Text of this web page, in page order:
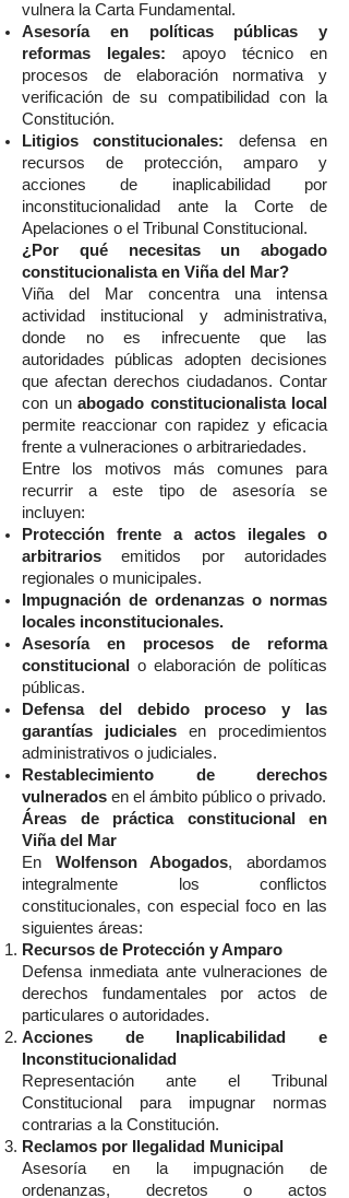
vulnera la Carta Fundamental.
Asesoría en políticas públicas y
reformas legales: apoyo técnico en
procesos de elaboración normativa y
verificación de su compatibilidad con la
Constitución.
Litigios constitucionales: defensa en
recursos de protección, amparo y
acciones de inaplicabilidad por
inconstitucionalidad ante la Corte de
Apelaciones o el Tribunal Constitucional.
¿Por qué necesitas un abogado
constitucionalista en Viña del Mar?
Viña del Mar concentra una intensa
actividad institucional y administrativa,
donde no es infrecuente que las
autoridades públicas adopten decisiones
que afectan derechos ciudadanos. Contar
con un abogado constitucionalista local
permite reaccionar con rapidez y eficacia
frente a vulneraciones o arbitrariedades.
Entre los motivos más comunes para
recurrir a este tipo de asesoría se
incluyen:
Protección frente a actos ilegales o
arbitrarios emitidos por autoridades
regionales o municipales.
Impugnación de ordenanzas o normas
locales inconstitucionales.
Asesoría en procesos de reforma
constitucional
o elaboración de políticas
públicas.
Defensa del debido proceso y las
garantías judiciales en procedimientos
administrativos o judiciales.
Restablecimiento de derechos
vulnerados en el ámbito público o privado.
Áreas de práctica constitucional en
Viña del Mar
En Wolfenson Abogados, abordamos
integralmente los conflictos
constitucionales, con especial foco en las
siguientes áreas:
Recursos de Protección y Amparo
Defensa inmediata ante vulneraciones de
derechos fundamentales por actos de
particulares o autoridades.
Acciones de Inaplicabilidad e
Inconstitucionalidad
Representación ante el Tribunal
Constitucional para impugnar normas
contrarias a la Constitución.
Reclamos por Ilegalidad Municipal
Asesoría en la impugnación de
ordenanzas, decretos o actos